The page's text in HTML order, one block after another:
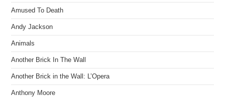
Amused To Death
Andy Jackson
Animals
Another Brick In The Wall
Another Brick in the Wall: L’Opera
Anthony Moore